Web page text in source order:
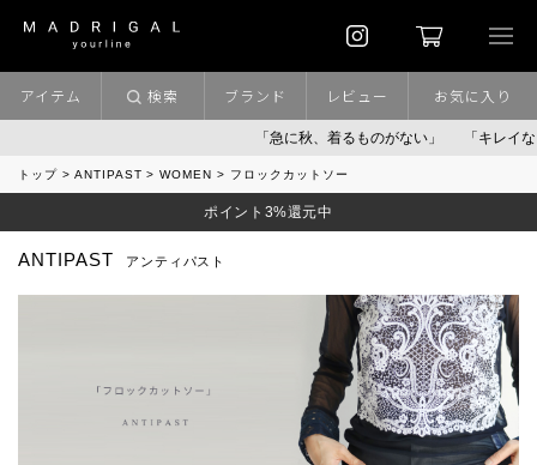
「急に秋、着るものがない」 「キレイなニ
アイテム 検索 ブランド レビュー お気に入り
トップ ANTIPAST WOMEN フロックカットソー
ポイント3%還元中
ANTIPAST アンティパスト